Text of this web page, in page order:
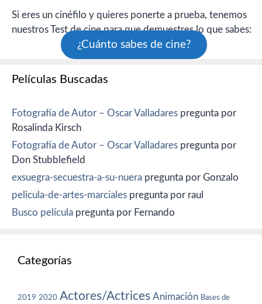
Si eres un cinéfilo y quieres ponerte a prueba, tenemos
nuestros Test de cine para que demuestres lo que sabes:
¿Cuánto sabes de cine?
Películas Buscadas
Fotografía de Autor – Oscar Valladares pregunta por
Rosalinda Kirsch
Fotografía de Autor – Oscar Valladares pregunta por
Don Stubblefield
exsuegra-secuestra-a-su-nuera pregunta por Gonzalo
pelicula-de-artes-marciales pregunta por raul
Busco película pregunta por Fernando
Categorías
2019 2020 Actores/Actrices Animación Bases de